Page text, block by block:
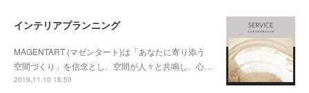
インテリアプランニング
MAGENTART (マゼンタート)は「あなたに寄り添う
空間づくり」を信念とし、空間が人々と共鳴し、心…
2019.11.10 15:50